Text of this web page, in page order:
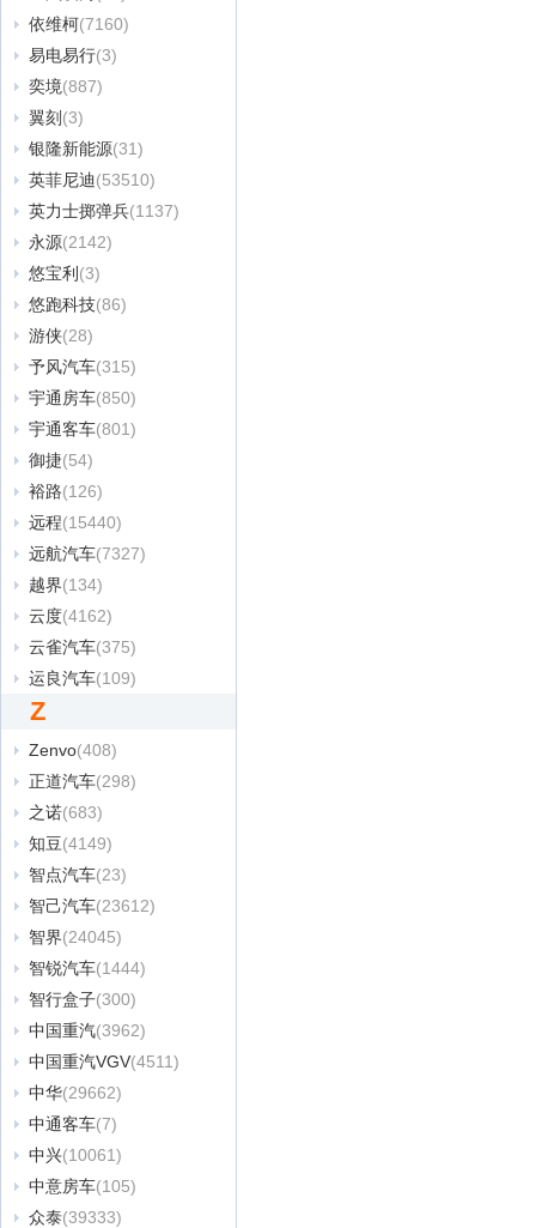
依维柯(7160)
易电易行(3)
奕境(887)
翼刻 (3)
银隆新能源(31)
英菲尼迪(53510)
英力士掷弹兵(1137)
永源(2142)
悠宝利 (3)
悠跑科技(86)
游侠(28)
予风汽车(315)
宇通房车(850)
宇通客车(801)
御捷(54)
裕路(126)
远程(15440)
远航汽车(7327)
越界(134)
云度(4162)
云雀汽车(375)
运良汽车(109)
Z
Zenvo(408)
正道汽车(298)
之诺(683)
知豆(4149)
智点汽车(23)
智己汽车(23612)
智界(24045)
智锐汽车(1444)
智行盒子(300)
中国重汽(3962)
中国重汽VGV(4511)
中华(29662)
中通客车(7)
中兴(10061)
中意房车(105)
众泰(39333)